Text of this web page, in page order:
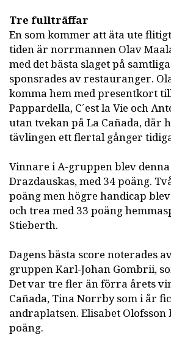
Tre fullträffar
En som kommer att äta ute
tiden är norrmannen Olav
med det bästa slaget på
sponsrades av restauranger.
komma hem med presentkort
Pappardella, C´est la Vie och
utan tvekan på La Cañada, där
tävlingen ett flertal gånger
Vinnare i A-gruppen blev denna
Drazdauskas, med 34 poäng.
poäng men högre handicap
och trea med 33 poäng
Stieberth.
Dagens bästa score noterades
gruppen Karl-Johan Gombrii,
Det var tre fler än förra årets
Cañada, Tina Norrby som i år
andraplatsen. Elisabet Olofsson
poäng.